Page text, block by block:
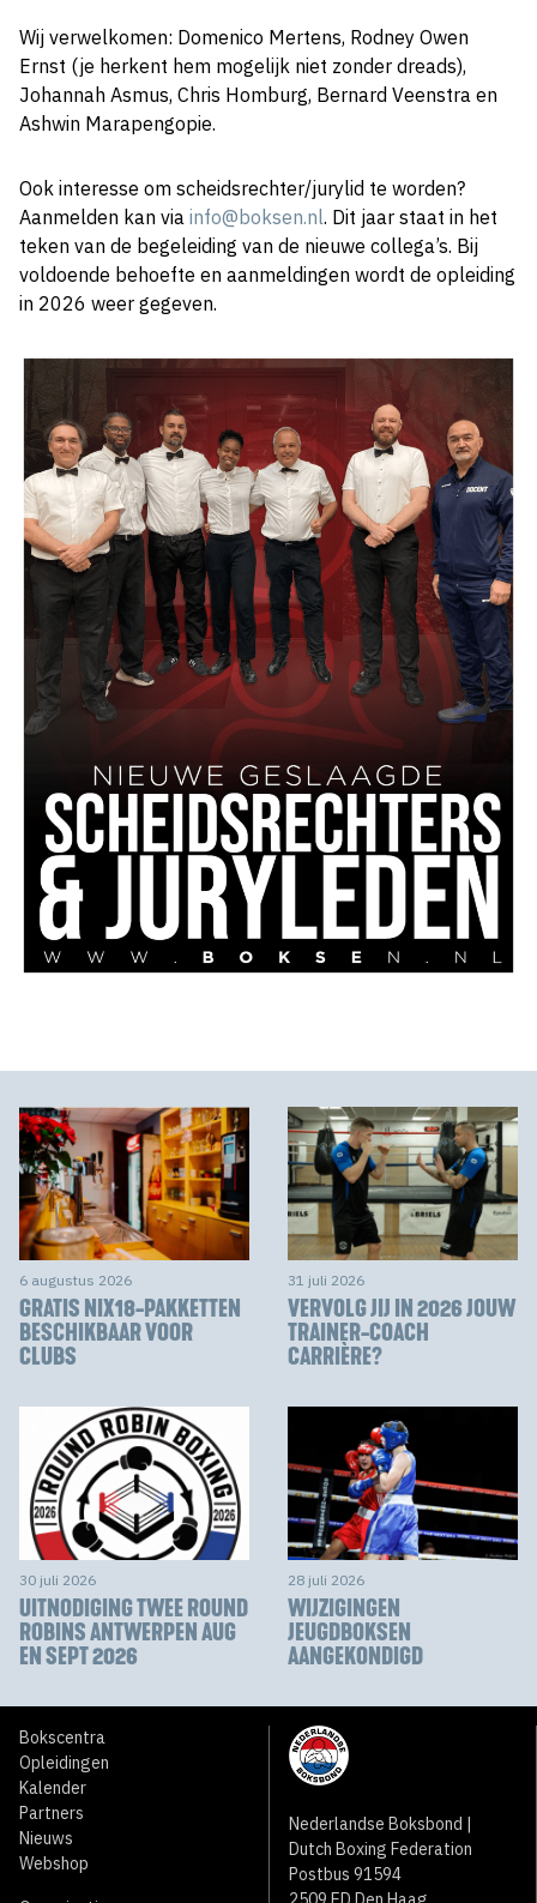
Wij verwelkomen: Domenico Mertens, Rodney Owen
Ernst (je herkent hem mogelijk niet zonder dreads),
Johannah Asmus, Chris Homburg, Bernard Veenstra en
Ashwin Marapengopie.
Ook interesse om scheidsrechter/jurylid te worden?
Aanmelden kan via info@boksen.nl. Dit jaar staat in het
teken van de begeleiding van de nieuwe collega’s. Bij
voldoende behoefte en aanmeldingen wordt de opleiding
in 2026 weer gegeven.
6 augustus 2026
GRATIS NIX18-PAKKETTEN
BESCHIKBAAR VOOR
CLUBS
31 juli 2026
VERVOLG JIJ IN 2026 JOUW
TRAINER-COACH
CARRIÈRE?
30 juli 2026
UITNODIGING TWEE ROUND
ROBINS ANTWERPEN AUG
EN SEPT 2026
28 juli 2026
WIJZIGINGEN
JEUGDBOKSEN
AANGEKONDIGD
Bokscentra
Opleidingen
Kalender
Partners
Nieuws
Webshop
Nederlandse Boksbond |
Dutch Boxing Federation
Postbus 91594